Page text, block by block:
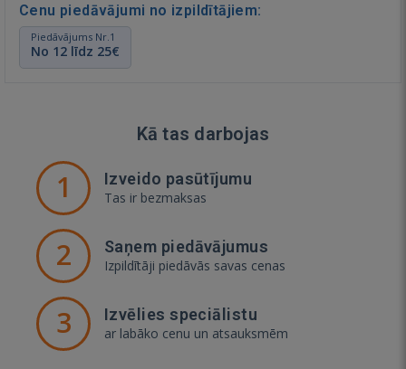
Cenu piedāvājumi no izpildītājiem:
Piedāvājums Nr.1
No 12 līdz 25€
Kā tas darbojas
1 Izveido pasūtījumu
Tas ir bezmaksas
2 Saņem piedāvājumus
Izpildītāji piedāvās savas cenas
3 Izvēlies speciālistu
ar labāko cenu un atsauksmēm